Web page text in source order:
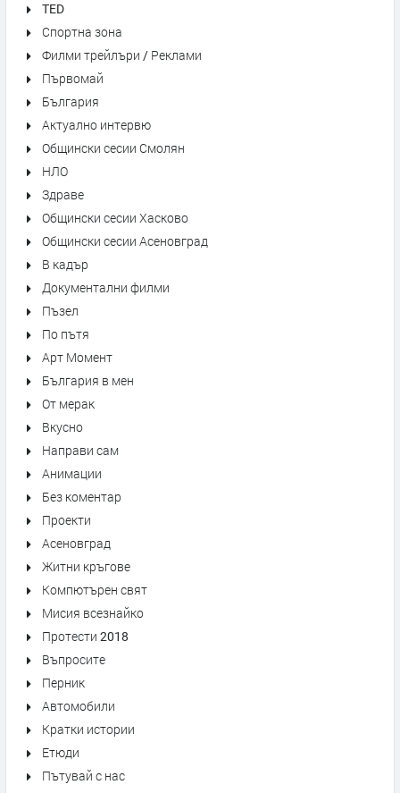
TED
Спортна зона
Филми трейлъри / Реклами
Първомай
България
Актуално интервю
Общински сесии Смолян
НЛО
Здраве
Общински сесии Хасково
Общински сесии Асеновград
В кадър
Документални филми
Пъзел
По пътя
Арт Момент
България в мен
От мерак
Вкусно
Направи сам
Анимации
Без коментар
Проекти
Асеновград
Житни кръгове
Компютърен свят
Мисия всезнайко
Протести 2018
Въпросите
Перник
Автомобили
Кратки истории
Етюди
Пътувай с нас